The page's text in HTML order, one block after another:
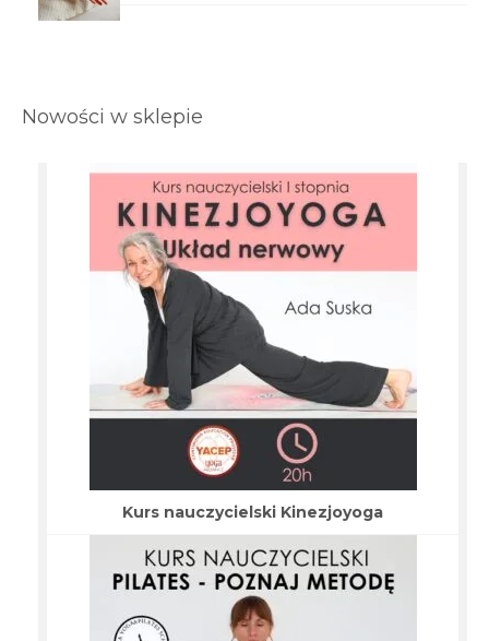
Nowości w sklepie
Kurs nauczycielski Kinezjoyoga